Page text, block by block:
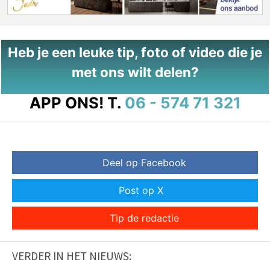
Heb je een leuke tip, foto of video die je
met ons wilt delen?
APP ONS! T. 06 - 574 71 321
Deel op Facebook
Post op X
Tip de redactie
VERDER IN HET NIEUWS: